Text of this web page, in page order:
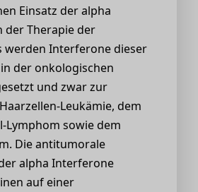
Einsatz der alpha
Therapie der
werden Interferone dieser
der onkologischen
und zwar zur
Leukämie, dem
Lymphom sowie dem
Die antitumorale
alpha Interferone
auf einer